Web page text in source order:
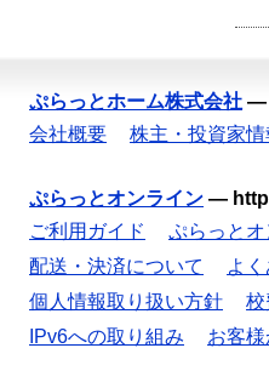
ぷらっとホーム株式会社 —
会社概要
株主・投資家情
ぷらっとオンライン —
ご利用ガイド
ぷらっと
配送・決済について
よ
個人情報取り扱い方針
校
IPv6への取り組み
お客